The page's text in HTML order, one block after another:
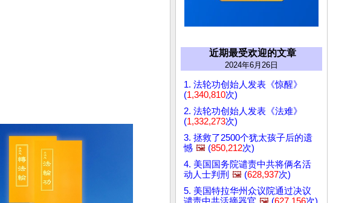
近期最受欢迎的文章
2024年6月26日
1. 法轮功创始人发表《惊醒》
(1,340,810次)
2. 法轮功创始人发表《法难》
(1,332,273次)
3. 拯救了2500个犹太孩子后的遗
憾 🖼️ (850,212次)
4. 美国国务院谴责中共将俩名活
动人士判刑 🖼️ (628,937次)
5. 美国特拉华州众议院通过决议